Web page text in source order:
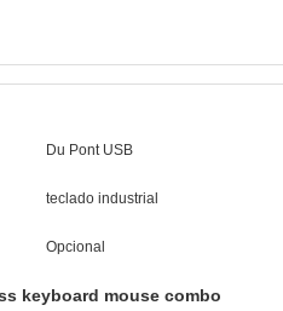
Du Pont USB
teclado industrial
Opcional
keyboard mouse combo